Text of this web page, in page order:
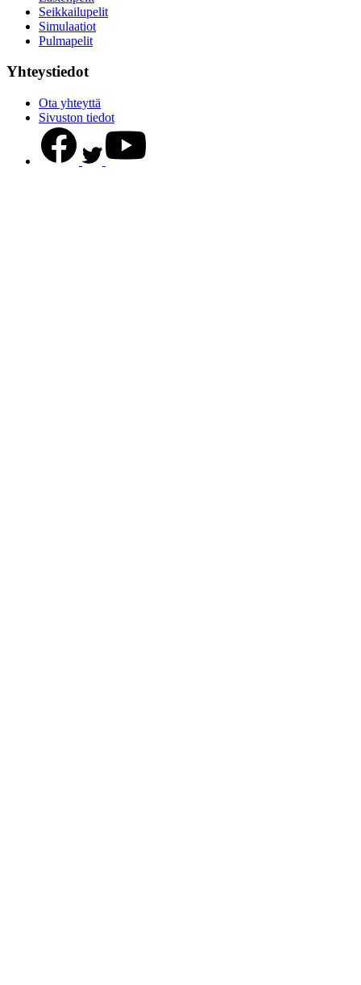
Seikkailupelit
Simulaatiot
Pulmapelit
Yhteystiedot
Ota yhteyttä
Sivuston tiedot